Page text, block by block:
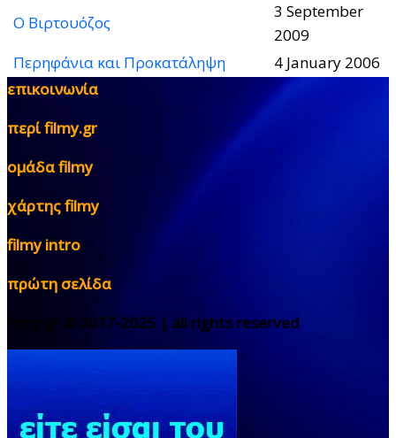
Ο Βιρτουόζος
3 September
2009
Περηφάνια και Προκατάληψη
4 January 2006
επικοινωνία
περί filmy.gr
ομάδα filmy
χάρτης filmy
filmy intro
πρώτη σελίδα
filmy.gr © 2017-2025 | all rights reserved